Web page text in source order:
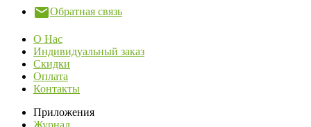
Обратная связь
О Нас
Индивидуальный заказ
Скидки
Оплата
Контакты
Приложения